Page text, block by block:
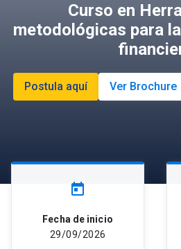
Curso en
metodológicas para
Postula aquí Ver Brochure
today
Fecha de inicio
29/09/2026